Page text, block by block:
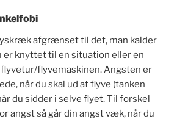
afgrænset til det, man kalder
er knyttet til en situation eller en
flyvemaskinen. Angsten er
når du skal ud at flyve (tanken
du sidder i selve flyet. Til forskel
angst så går din angst væk, når du